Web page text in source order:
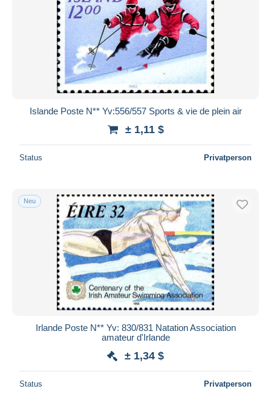
Islande Poste N** Yv:556/557 Sports & vie de plein air
± 1,11 $
Status Privatperson
Neu
Irlande Poste N** Yv: 830/831 Natation Association
amateur d'Irlande
± 1,34 $
Status Privatperson